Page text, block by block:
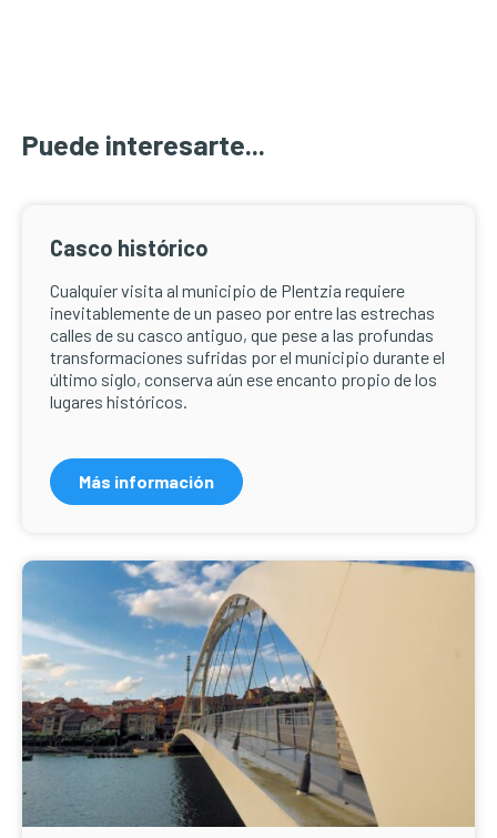
Puede interesarte...
Casco histórico
Cualquier visita al municipio de Plentzia requiere
inevitablemente de un paseo por entre las estrechas
calles de su casco antiguo, que pese a las profundas
transformaciones sufridas por el municipio durante el
último siglo, conserva aún ese encanto propio de los
lugares históricos.
Más información